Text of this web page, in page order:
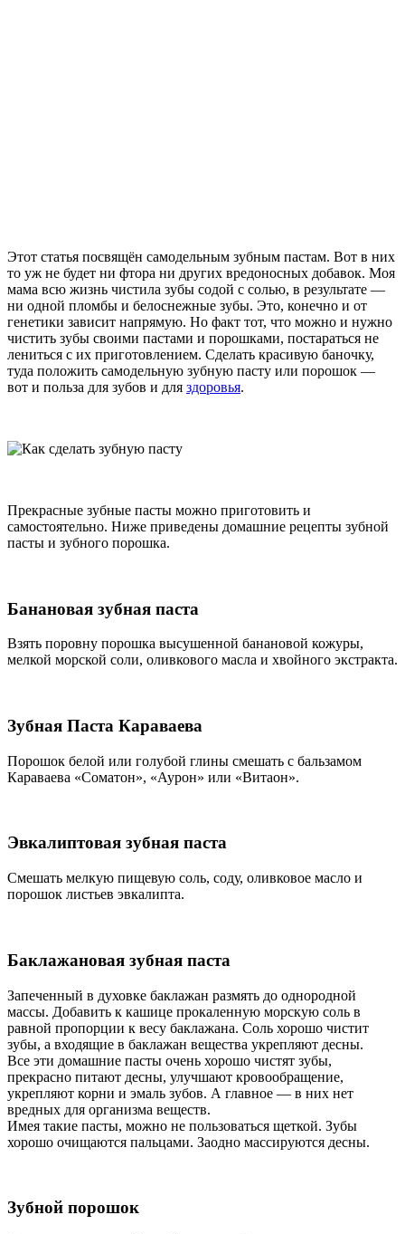
Этот статья посвящён самодельным зубным пастам. Вот в них
то уж не будет ни фтора ни других вредоносных добавок. Моя
мама всю жизнь чистила зубы содой с солью, в результате —
ни одной пломбы и белоснежные зубы. Это, конечно и от
генетики зависит напрямую. Но факт тот, что можно и нужно
чистить зубы своими пастами и порошками, постараться не
лениться с их приготовлением. Сделать красивую баночку,
туда положить самодельную зубную пасту или порошок —
вот и польза для зубов и для здоровья.
Прекрасные зубные пасты можно приготовить и
самостоятельно. Ниже приведены домашние рецепты зубной
пасты и зубного порошка.
Банановая зубная паста
Взять поровну порошка высушенной банановой кожуры,
мелкой морской соли, оливкового масла и хвойного экстракта.
Зубная Паста Караваева
Порошок белой или голубой глины смешать с бальзамом
Караваева «Соматон», «Аурон» или «Витаон».
Эвкалиптовая зубная паста
Смешать мелкую пищевую соль, соду, оливковое масло и
порошок листьев эвкалипта.
Баклажановая зубная паста
Запеченный в духовке баклажан размять до однородной
массы. Добавить к кашице прокаленную морскую соль в
равной пропорции к весу баклажана. Соль хорошо чистит
зубы, а входящие в баклажан вещества укрепляют десны.
Все эти домашние пасты очень хорошо чистят зубы,
прекрасно питают десны, улучшают кровообращение,
укрепляют корни и эмаль зубов. А главное — в них нет
вредных для организма веществ.
Имея такие пасты, можно не пользоваться щеткой. Зубы
хорошо очищаются пальцами. Заодно массируются десны.
Зубной порошок